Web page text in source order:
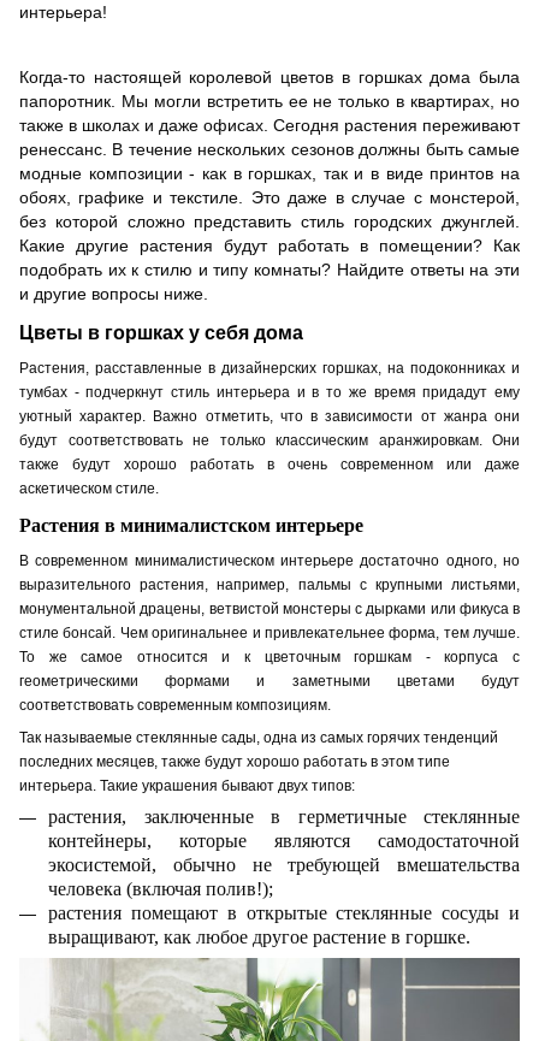
интерьера!
Когда-то настоящей королевой цветов в горшках дома была
папоротник. Мы могли встретить ее не только в квартирах, но
также в школах и даже офисах. Сегодня растения переживают
ренессанс. В течение нескольких сезонов должны быть самые
модные композиции - как в горшках, так и в виде принтов на
обоях, графике и текстиле. Это даже в случае с монстерой,
без которой сложно представить стиль городских джунглей.
Какие другие растения будут работать в помещении? Как
подобрать их к стилю и типу комнаты? Найдите ответы на эти
и другие вопросы ниже.
Цветы в горшках у себя дома
Растения, расставленные в дизайнерских горшках, на подоконниках и
тумбах - подчеркнут стиль интерьера и в то же время придадут ему
уютный характер. Важно отметить, что в зависимости от жанра они
будут соответствовать не только классическим аранжировкам. Они
также будут хорошо работать в очень современном или даже
аскетическом стиле.
Растения в минималистском интерьере
В современном минималистическом интерьере достаточно одного, но
выразительного растения, например, пальмы с крупными листьями,
монументальной драцены, ветвистой монстеры с дырками или фикуса в
стиле бонсай. Чем оригинальнее и привлекательнее форма, тем лучше.
То же самое относится и к цветочным горшкам - корпуса с
геометрическими формами и заметными цветами будут
соответствовать современным композициям.
Так называемые стеклянные сады, одна из самых горячих тенденций
последних месяцев, также будут хорошо работать в этом типе
интерьера. Такие украшения бывают двух типов:
растения, заключенные в герметичные стеклянные
контейнеры, которые являются самодостаточной
экосистемой, обычно не требующей вмешательства
человека (включая полив!);
растения помещают в открытые стеклянные сосуды и
выращивают, как любое другое растение в горшке.